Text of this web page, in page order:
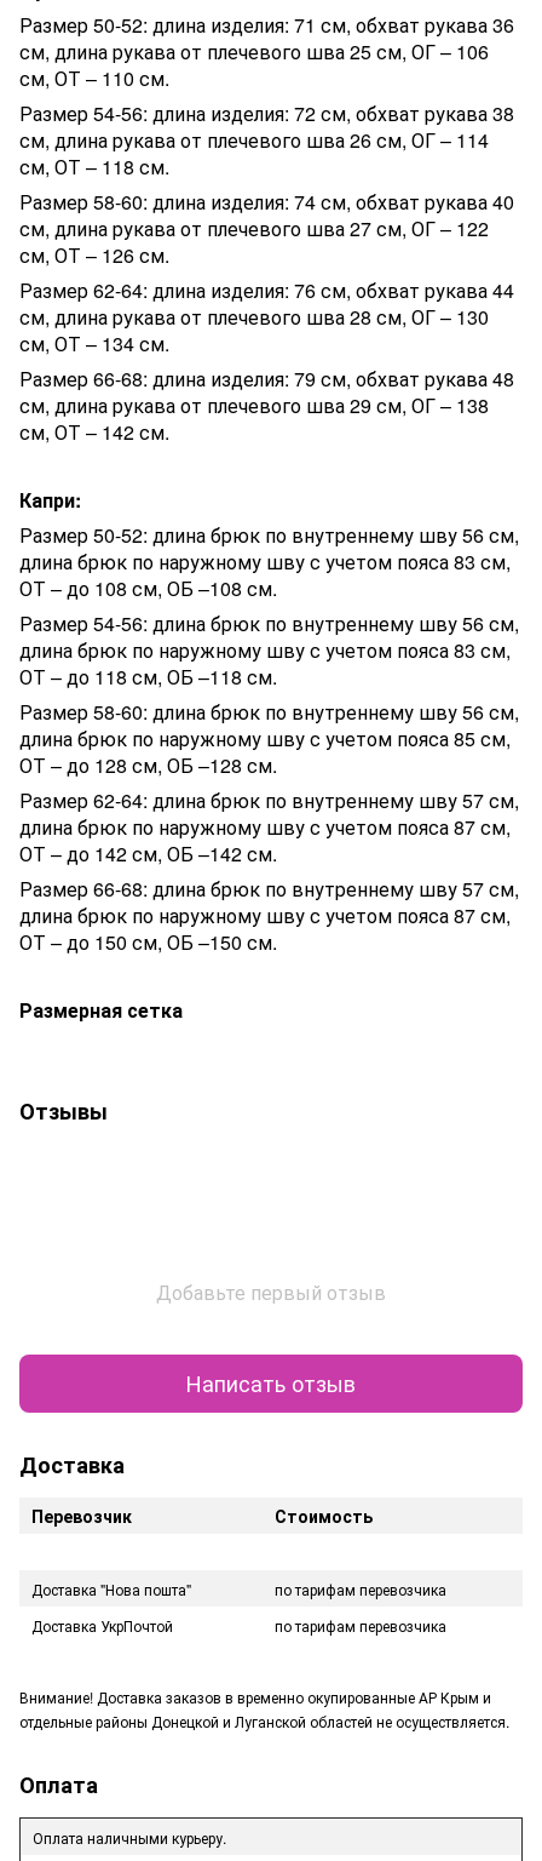
Размер 50-52: длина изделия: 71 см, обхват рукава 36
см, длина рукава от плечевого шва 25 см, ОГ – 106
см, ОТ – 110 см.
Размер 54-56: длина изделия: 72 см, обхват рукава 38
см, длина рукава от плечевого шва 26 см, ОГ – 114
см, ОТ – 118 см.
Размер 58-60: длина изделия: 74 см, обхват рукава 40
см, длина рукава от плечевого шва 27 см, ОГ – 122
см, ОТ – 126 см.
Размер 62-64: длина изделия: 76 см, обхват рукава 44
см, длина рукава от плечевого шва 28 см, ОГ – 130
см, ОТ – 134 см.
Размер 66-68: длина изделия: 79 см, обхват рукава 48
см, длина рукава от плечевого шва 29 см, ОГ – 138
см, ОТ – 142 см.
Капри:
Размер 50-52: длина брюк по внутреннему шву 56 см,
длина брюк по наружному шву с учетом пояса 83 см,
ОТ – до 108 см, ОБ –108 см.
Размер 54-56: длина брюк по внутреннему шву 56 см,
длина брюк по наружному шву с учетом пояса 83 см,
ОТ – до 118 см, ОБ –118 см.
Размер 58-60: длина брюк по внутреннему шву 56 см,
длина брюк по наружному шву с учетом пояса 85 см,
ОТ – до 128 см, ОБ –128 см.
Размер 62-64: длина брюк по внутреннему шву 57 см,
длина брюк по наружному шву с учетом пояса 87 см,
ОТ – до 142 см, ОБ –142 см.
Размер 66-68: длина брюк по внутреннему шву 57 см,
длина брюк по наружному шву с учетом пояса 87 см,
ОТ – до 150 см, ОБ –150 см.
Размерная сетка
Отзывы
Добавьте первый отзыв
Написать отзыв
Доставка
Перевозчик Стоимость
Доставка "Нова пошта"
по тарифам перевозчика
Доставка УкрПочтой
по тарифам перевозчика
Внимание! Доставка заказов в временно окупированные АР Крым и
отдельные районы Донецкой и Луганской областей не осуществляется.
Оплата
Оплата наличными курьеру.